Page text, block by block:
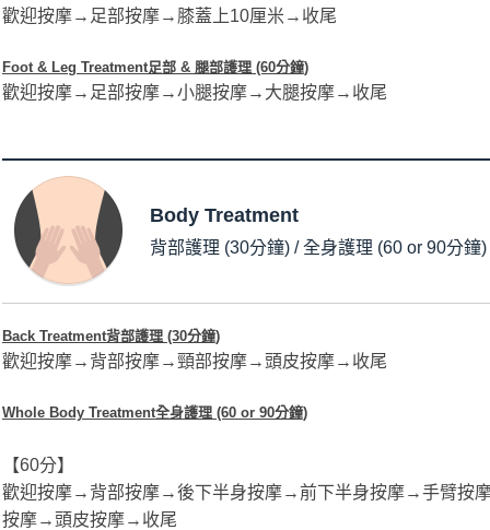
歡迎按摩→足部按摩→膝蓋上10厘米→收尾
Foot & Leg Treatment​足部 & 腿部護理 (60分鐘)
歡迎按摩→足部按摩→小腿按摩→大腿按摩→收尾
Body Treatment
背部護理 (30分鐘) / 全身護理 (60 or 90分鐘)
Back Treatment背部護理 (30分鐘)
歡迎按摩→背部按摩→頸部按摩→頭皮按摩→收尾
Whole Body Treatment全身護理 (60 or 90分鐘)​
【60分】
歡迎按摩→背部按摩→後下半身按摩→前下半身按摩→手臂按
按摩→頭皮按摩→收尾